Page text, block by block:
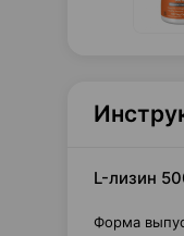
L-лизин
Форма